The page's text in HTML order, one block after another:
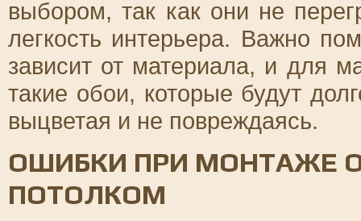
выбором, так как они не
легкость интерьера. Важно
зависит от материала, и для
такие обои, которые будут
выцветая и не повреждаясь.
ОШИБКИ ПРИ МОНТАЖЕ
ПОТОЛКОМ